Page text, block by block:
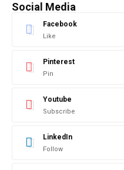
Social Media
Facebook
Like
Pinterest
Pin
Youtube
Subscribe
LinkedIn
Follow